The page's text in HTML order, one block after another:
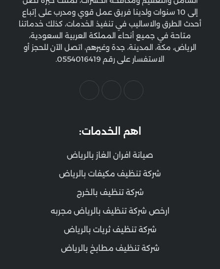
إلى 10 سنوات ولدينا فريق عمل قوي ومدرب على إتباع
أحدث الطرق والاساليب في تنفيذ الخدمات، كذلك خدماتنا
متاحة في جميع أنحاء المملكة العربية السعودية،
الرياض، مكة، المدينة، جدة وغيرهم، اتصل الآن للحجز أو
الاستفسار على رقم 0554016419.
اهم الخدمات:
صيانة افران الغاز بالرياض
شركة تنظيف مكيفات بالرياض
شركة تنظيف بالخرج
ارخص شركة تنظيف بالرياض مجربه
شركة تنظيف ثريات بالرياض
شركة تنظيف مطابخ بالرياض